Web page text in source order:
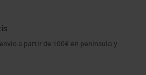
a partir de 100€ en península y